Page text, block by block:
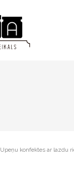
Upeņu konfektes ar lazdu